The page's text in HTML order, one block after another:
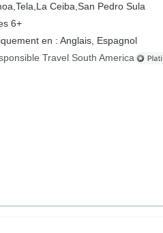
Tela, La Ceiba, San Pedro Sula
6+
en : Anglais, Espagnol
Travel South America